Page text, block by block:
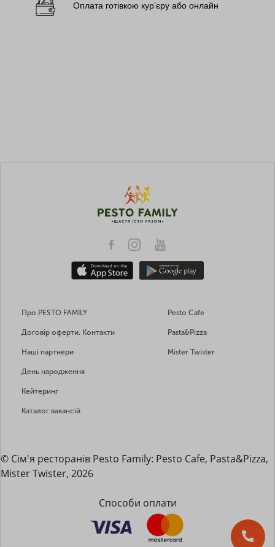
Оплата готівкою кур’єру або онлайн
Про PESTO FAMILY
Договір оферти. Контакти
Наші партнери
День народження
Кейтеринг
Каталог вакансій
Pesto Cafe
Pasta&Pizza
Mister Twister
© Сім'я ресторанів Pesto Family: Pesto Cafe, Pasta&Pizza,
Mister Twister, 2026
Способи оплати